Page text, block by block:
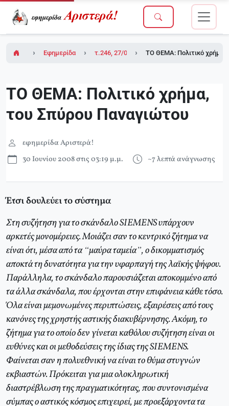
Εφημερίδα Αριστερά!τ.246, 27/06/2008ΤΟ ΘΕΜΑ: Πολιτικό χρήμα,
ΤΟ ΘΕΜΑ: Πολιτικό χρήμα,
του Σπύρου Παναγιώτου
εφημερίδα Αριστερά!
30 Ιουνίου 2008 στις 03:19 μ.μ.
~7 λεπτά ανάγνωσης
Έτσι δουλεύει το σύστημα
Στη συζήτηση για το σκάνδαλο SIEMENS υπάρχουν
αρκετές μονομέρειες. Μοιάζει σαν το κεντρικό ζήτημα να
είναι ότι, μέσα από τα “μαύρα ταμεία”, ο δικομματισμός
αποκτά τη δυνατότητα για την υφαρπαγή της λαϊκής ψήφου.
Παράλληλα, το σκάνδαλο παρουσιάζεται αποκομμένο από
τα άλλα σκάνδαλα, που έρχονται στην επιφάνεια κάθε τόσο.
Όλα είναι μεμονωμένες περιπτώσεις, εξαιρέσεις από τους
κανόνες της χρηστής αστικής διακυβέρνησης. Ακόμη, το
ζήτημα για το οποίο δεν γίνεται καθόλου συζήτηση είναι οι
ευθύνες και οι μεθοδεύσεις της ίδιας της SIEMENS.
Φαίνεται σαν η πολυεθνική να είναι το θύμα στυγνών
εκβιαστών. Πρόκειται για μια ολοκληρωτική
διαστρέβλωση της πραγματικότητας, που συντονισμένα
σύμπας ο αστικός κόσμος επιχειρεί, με προεξάρχοντα τα